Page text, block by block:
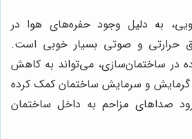
به دلیل وجود حفره‌های هوا در
حرارتی و صوتی بسیار خوبی است.
در ساختمان‌سازی، می‌تواند به کاهش
گرمایش و سرمایش ساختمان کمک کرده
صداهای مزاحم به داخل ساختمان